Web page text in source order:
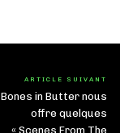
ARTICLE SUIVANT
Bones in Butter nous
offre quelques
« Scenes From The